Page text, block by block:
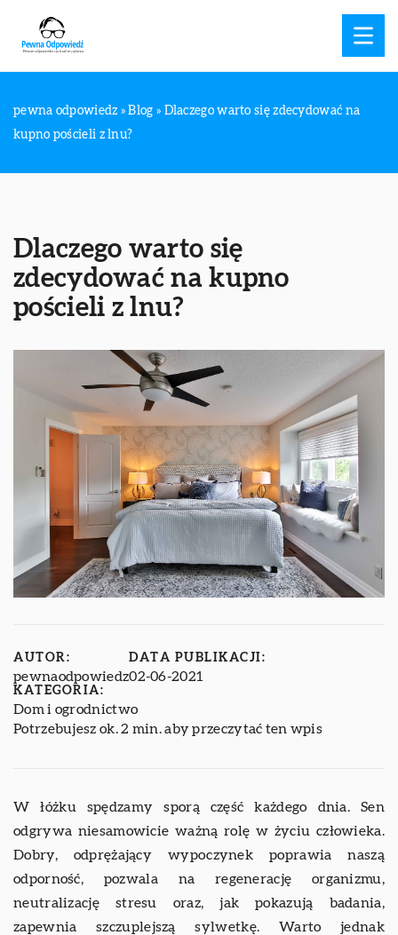
pewna odpowiedz »Blog » Dlaczego warto się zdecydować na
kupno pościeli z lnu?
Dlaczego warto się
zdecydować na kupno
pościeli z lnu?
AUTOR:
pewnaodpowiedz
DATA PUBLIKACJI:
02-06-2021
KATEGORIA:
Dom i ogrodnictwo
Potrzebujesz ok. 2 min. aby przeczytać ten wpis
W łóżku spędzamy sporą część każdego dnia. Sen
odgrywa niesamowicie ważną rolę w życiu człowieka.
Dobry, odprężający wypoczynek poprawia naszą
odporność, pozwala na regenerację organizmu,
neutralizację stresu oraz, jak pokazują badania,
zapewnia szczuplejszą sylwetkę. Warto jednak